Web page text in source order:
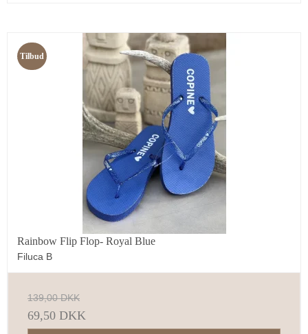
Tilbud
Rainbow Flip Flop- Royal Blue
Filuca B
139,00 DKK
69,50 DKK